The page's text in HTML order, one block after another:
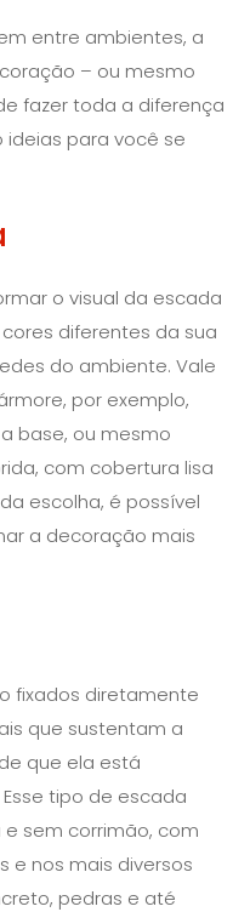
entre ambientes, a
– ou mesmo
fazer toda a diferença
ideias para você se
o visual da escada
diferentes da sua
do ambiente. Vale
por exemplo,
base, ou mesmo
com cobertura lisa
escolha, é possível
a decoração mais
fixados diretamente
que sustentam a
que ela está
tipo de escada
sem corrimão, com
e nos mais diversos
pedras e até